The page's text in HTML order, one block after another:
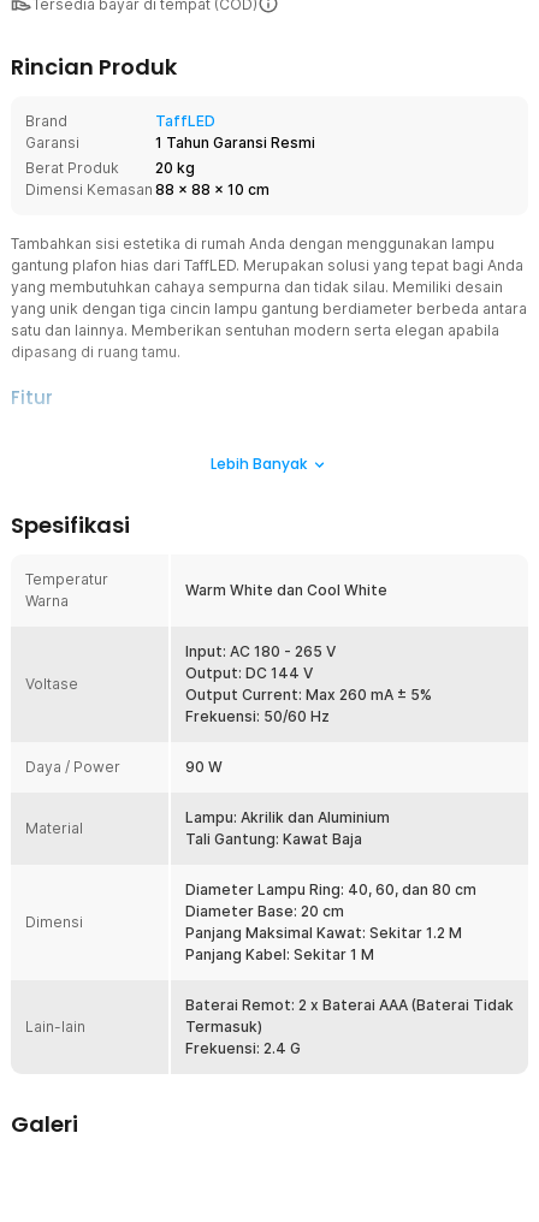
Tersedia bayar di tempat (COD)
Rincian Produk
Brand
TaffLED
Garansi
1 Tahun Garansi Resmi
Berat Produk
20 kg
Dimensi Kemasan 88 x 88 x 10 cm
Tambahkan sisi estetika di rumah Anda dengan menggunakan lampu
gantung plafon hias dari TaffLED. Merupakan solusi yang tepat bagi Anda
yang membutuhkan cahaya sempurna dan tidak silau. Memiliki desain
yang unik dengan tiga cincin lampu gantung berdiameter berbeda antara
satu dan lainnya. Memberikan sentuhan modern serta elegan apabila
dipasang di ruang tamu.
Fitur
Suhu warna pada lampu ini dapat diubah antara warna putih hangat
tersebut tanpa perlu berpindah dari tempat Anda.
Keunggulan menggunakan lampu gantung hias ini adalah tidak
memakan banyak energi seperti lampu pijar biasa. Pengeluaran
Cocok untuk Menambah Dekorasi Ruangan
Guna menambah dekorasi ruangan agar lebih indah sangat cocok
lampu gantung hias ini semakin memperkuat sentuhan modern
Dibuat dengan Bahan Berkualitas
Menggunakan perpaduan material akrilik dan aluminium berkualitas
tali untuk menggantung menggunakan kawat baja yang dapat
menopang dengan sempurna.
Rincian yang Anda dapatkan untuk pembelian produk ini:
1 x TaffLED Lampu Gantung Hias Modern Ceiling Light 3 Ring 90W
1 x Bracket
Lebih Banyak
Spesifikasi
Temperatur
Warna
Warm White dan Cool White
Voltase
Input: AC 180 - 265 V
Output: DC 144 V
Output Current: Max 260 mA ± 5%
Frekuensi: 50/60 Hz
Daya / Power 90 W
Material
Lampu: Akrilik dan Aluminium
Tali Gantung: Kawat Baja
Dimensi
Diameter Lampu Ring: 40, 60, dan 80 cm
Diameter Base: 20 cm
Panjang Maksimal Kawat: Sekitar 1.2 M
Panjang Kabel: Sekitar 1 M
Lain-lain
Baterai Remot: 2 x Baterai AAA (Baterai Tidak
Termasuk)
Frekuensi: 2.4 G
Galeri